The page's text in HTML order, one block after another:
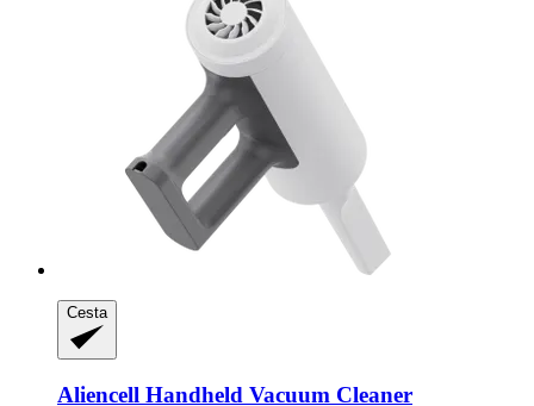
Cesta
Aliencell Handheld Vacuum Cleaner